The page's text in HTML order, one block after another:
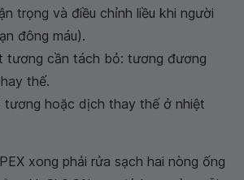
trọng và điều chỉnh liều khi người
đông máu).
tương cần tách bỏ: tương đương
thế.
tương hoặc dịch thay thế ở nhiệt
xong phải rửa sạch hai nòng ống